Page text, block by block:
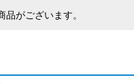
品がございます。